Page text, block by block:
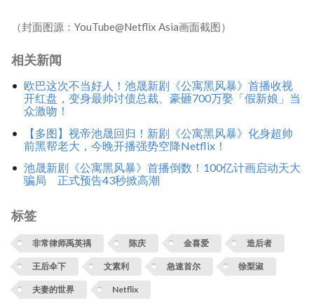
（封面图源：YouTube@Netflix Asia画面截图）
相关新闻
欧巴这次不当好人！池晟新剧《公寓黑风暴》首播收视
开红盘，变身最帅讨债总裁、豪砸700万娶「假新娘」当
众激吻！
【多图】视帝池晟回归！新剧《公寓黑风暴》化身超帅
前黑帮老大，今晚开播强势空降Netflix！
池晟新剧《公寓黑风暴》首播倒数！100亿计画启动天大
骗局 正式预告43秒掀高潮
标签
非常律师禹英禑 陈庆 金喜爱 造后者
王后伞下 文素利 急速首尔 徐梨淑
夫妻的世界 Netflix